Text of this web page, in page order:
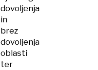
dovoljenja
in
brez
dovoljenja
oblasti
ter